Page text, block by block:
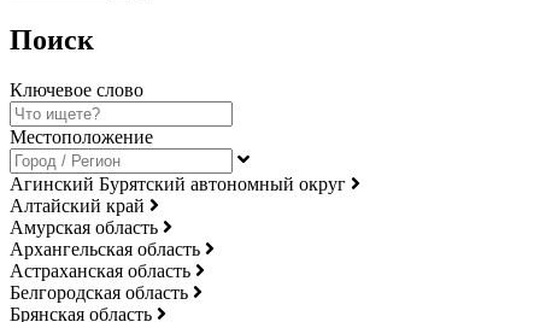
Поиск
Ключевое слово
Местоположение
Агинский Бурятский автономный округ
Алтайский край
Амурская область
Архангельская область
Астраханская область
Белгородская область
Брянская область